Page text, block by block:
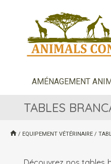
AMÉNAGEMENT
TABLES
/ EQUIPEMENT VÉTÉRINAIRE /